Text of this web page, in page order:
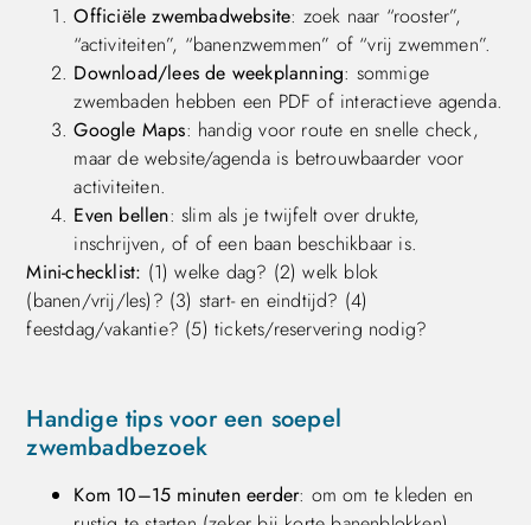
Officiële zwembadwebsite: zoek naar “rooster”,
“activiteiten”, “banenzwemmen” of “vrij zwemmen”.
Download/lees de weekplanning: sommige
zwembaden hebben een PDF of interactieve agenda.
Google Maps: handig voor route en snelle check,
maar de website/agenda is betrouwbaarder voor
activiteiten.
Even bellen: slim als je twijfelt over drukte,
inschrijven, of of een baan beschikbaar is.
Mini-checklist: (1) welke dag? (2) welk blok
(banen/vrij/les)? (3) start- en eindtijd? (4)
feestdag/vakantie? (5) tickets/reservering nodig?
Handige tips voor een soepel
zwembadbezoek
Kom 10–15 minuten eerder: om om te kleden en